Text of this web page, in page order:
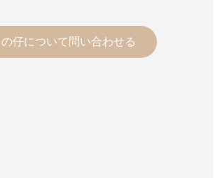
の仔について問い合わせる